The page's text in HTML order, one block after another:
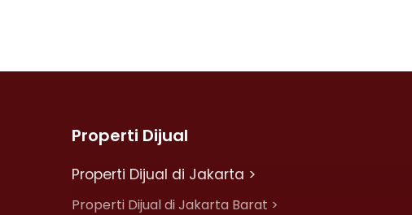
Properti Dijual
Properti Dijual di Jakarta >
Properti Dijual di Jakarta Barat >